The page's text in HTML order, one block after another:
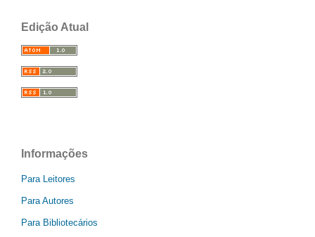
Edição Atual
Informações
Para Leitores
Para Autores
Para Bibliotecários